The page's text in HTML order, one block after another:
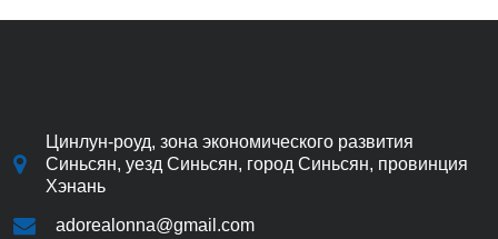
Цинлун-роуд, зона экономического развития
Синьсян, уезд Синьсян, город Синьсян, провинция
Хэнань
adorealonna@gmail.com